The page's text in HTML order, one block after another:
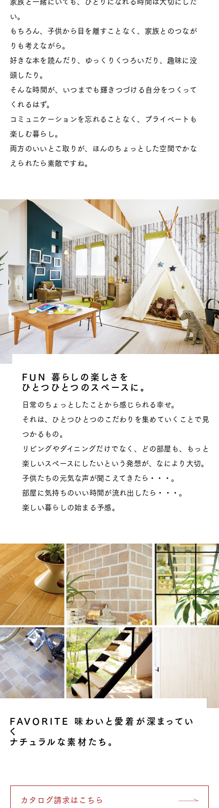
い。
もちろん、子供から目を離すことなく、家族とのつなが
りも考えながら。
好きな本を読んだり、ゆっくりくつろいだり、趣味に没
頭したり。
そんな時間が、いつまでも輝きつづける自分をつくって
くれるはず。
コミュニケーションを忘れることなく、プライベートも
楽しむ暮らし。
両方のいいとこ取りが、ほんのちょっとした空間でかな
えられたら素敵ですね。
FUN 暮らしの楽しさを
ひとつひとつのスペースに。
日常のちょっとしたことから感じられる幸せ。
それは、ひとつひとつのこだわりを集めていくことで見
つかるもの。
リビングやダイニングだけでなく、どの部屋も、もっと
楽しいスペースにしたいという発想が、なにより大切。
子供たちの元気な声が聞こえてきたら・・・。
部屋に気持ちのいい時間が流れ出したら・・・。
楽しい暮らしの始まる予感。
FAVORITE 味わいと愛着が深まってい
く
ナチュラルな素材たち。
カタログ請求はこちら